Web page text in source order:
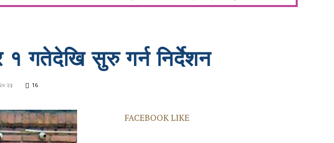
गतेदेखि सुरु गर्न निर्देशन
16
FACEBOOK LIKE